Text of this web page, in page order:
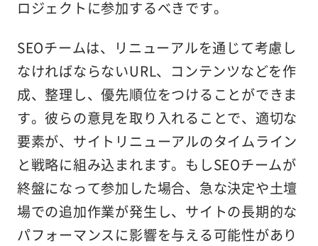
ロジェクトに参加するべきです。
SEOチームは、リニューアルを通じて考慮し
なければならないURL、コンテンツなどを作
成、整理し、優先順位をつけることができま
す。彼らの意見を取り入れることで、適切な
要素が、サイトリニューアルのタイムライン
と戦略に組み込まれます。もしSEOチームが
終盤になって参加した場合、急な決定や土壇
場での追加作業が発生し、サイトの長期的な
パフォーマンスに影響を与える可能性があり